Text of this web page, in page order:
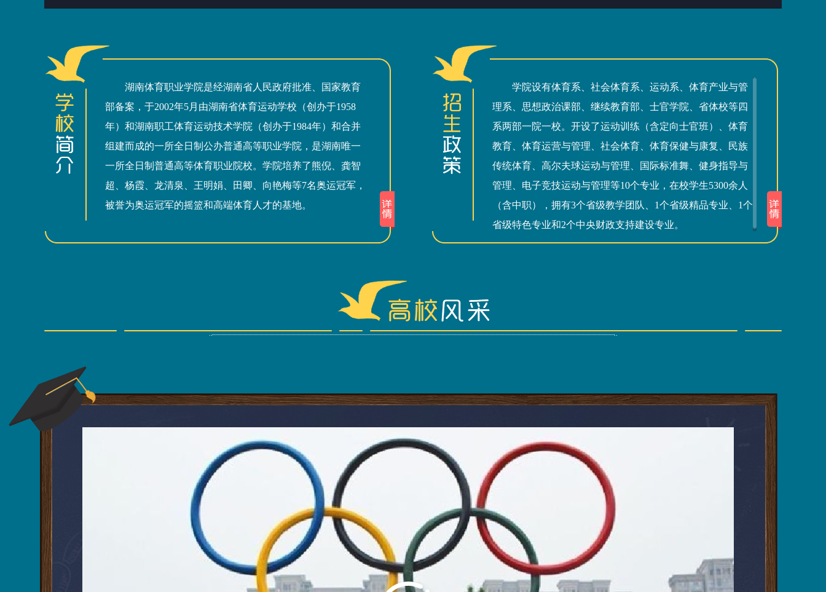
湖南体育职业学院是经湖南省人民政府批准、国家教育
部备案，于2002年5月由湖南省体育运动学校（创办于1958
年）和湖南职工体育运动技术学院（创办于1984年）和合并
组建而成的一所全日制公办普通高等职业学院，是湖南唯一
一所全日制普通高等体育职业院校。学院培养了熊倪、龚智
超、杨霞、龙清泉、王明娟、田卿、向艳梅等7名奥运冠军，
被誉为奥运冠军的摇篮和高端体育人才的基地。
学院设有体育系、社会体育系、运动系、体育产业与管
理系、思想政治课部、继续教育部、士官学院、省体校等四
系两部一院一校。开设了运动训练（含定向士官班）、体育
教育、体育运营与管理、社会体育、体育保健与康复、民族
传统体育、高尔夫球运动与管理、国际标准舞、健身指导与
管理、电子竞技运动与管理等10个专业，在校学生5300余人
（含中职），拥有3个省级教学团队、1个省级精品专业、1个
省级特色专业和2个中央财政支持建设专业。